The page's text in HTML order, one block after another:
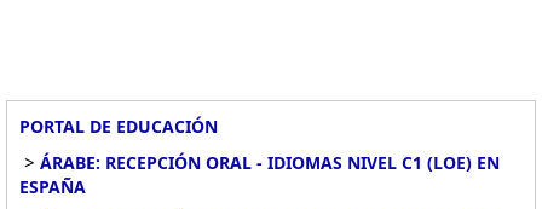
PORTAL DE EDUCACIÓN
> ÁRABE: RECEPCIÓN ORAL - IDIOMAS NIVEL C1 (LOE) EN
ESPAÑA